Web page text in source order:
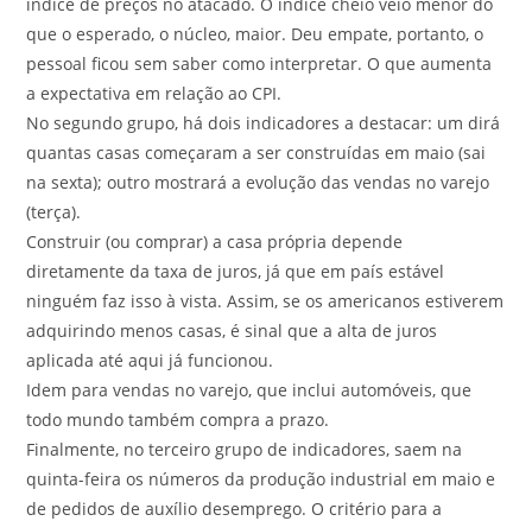
que o esperado, o núcleo, maior. Deu empate, portanto, o
pessoal ficou sem saber como interpretar. O que aumenta
a expectativa em relação ao CPI.
No segundo grupo, há dois indicadores a destacar: um dirá
quantas casas começaram a ser construídas em maio (sai
na sexta); outro mostrará a evolução das vendas no varejo
(terça).
Construir (ou comprar) a casa própria depende
diretamente da taxa de juros, já que em país estável
ninguém faz isso à vista. Assim, se os americanos estiverem
adquirindo menos casas, é sinal que a alta de juros
aplicada até aqui já funcionou.
Idem para vendas no varejo, que inclui automóveis, que
todo mundo também compra a prazo.
Finalmente, no terceiro grupo de indicadores, saem na
quinta-feira os números da produção industrial em maio e
de pedidos de auxílio desemprego. O critério para a